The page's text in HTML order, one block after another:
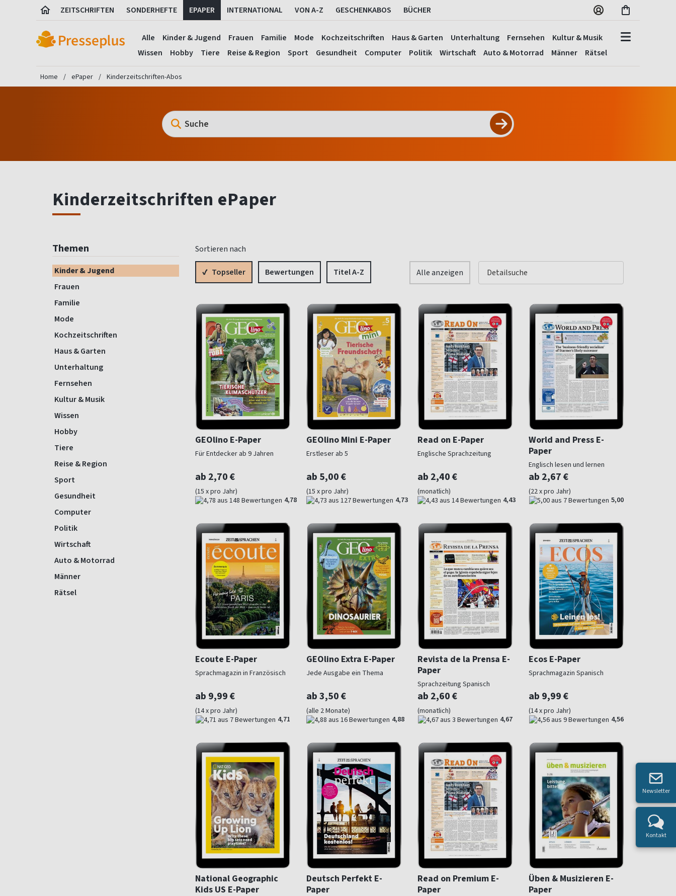
ZEITSCHRIFTEN SONDERHEFTE EPAPER INTERNATIONAL VON A-Z GESCHENKABOS BÜCHER
Alle Kinder & Jugend Frauen Familie Mode Kochzeitschriften Haus & Garten Unterhaltung Fernsehen
Kultur & Musik
Wissen
Hobby Tiere Reise & Region Sport Gesundheit Computer Politik Wirtschaft Auto & Motorrad Männer Rätsel
Home ePaper Kinderzeitschriften-Abos
Kinderzeitschriften ePaper
Themen
Kinder & Jugend
Frauen
Familie
Mode
Kochzeitschriften
Haus & Garten
Unterhaltung
Fernsehen
Kultur & Musik
Wissen
Hobby
Tiere
Reise & Region
Sport
Gesundheit
Computer
Politik
Wirtschaft
Auto & Motorrad
Männer
Rätsel
Sortieren nach
Topseller Bewertungen Titel A-Z Alle anzeigen
GEOlino E-Paper
Für Entdecker ab 9 Jahren
ab 2,70 €
(15 x pro Jahr)
4,78
GEOlino Mini E-Paper
Erstleser ab 5
ab 5,00 €
(15 x pro Jahr)
4,73
Read on E-Paper
Englische Sprachzeitung
ab 2,40 €
(monatlich)
4,43
World and Press E-
Paper
Englisch lesen und lernen
ab 2,67 €
(22 x pro Jahr)
5,00
Ecoute E-Paper
Sprachmagazin in Französisch
ab 9,99 €
(14 x pro Jahr)
4,71
GEOlino Extra E-Paper
Jede Ausgabe ein Thema
ab 3,50 €
(alle 2 Monate)
4,88
Revista de la Prensa E-
Paper
Sprachzeitung Spanisch
ab 2,60 €
(monatlich)
4,67
Ecos E-Paper
Sprachmagazin Spanisch
ab 9,99 €
(14 x pro Jahr)
4,56
National Geographic
Kids US E-Paper
Deutsch Perfekt E-
Paper
Read on Premium E-
Paper
Üben & Musizieren E-
Paper
Newsletter
Kontakt